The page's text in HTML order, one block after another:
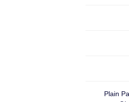
Plain